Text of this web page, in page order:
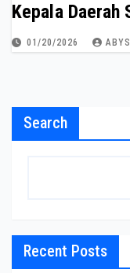
Kepala Daerah
01/20/2026
Search
Recent Posts